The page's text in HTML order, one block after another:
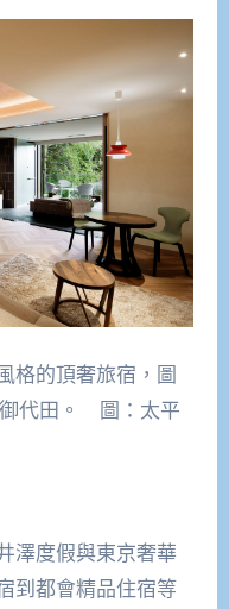
格的頂奢旅宿，圖
御代田。 圖：太平
澤度假與東京奢華
到都會精品住宿等